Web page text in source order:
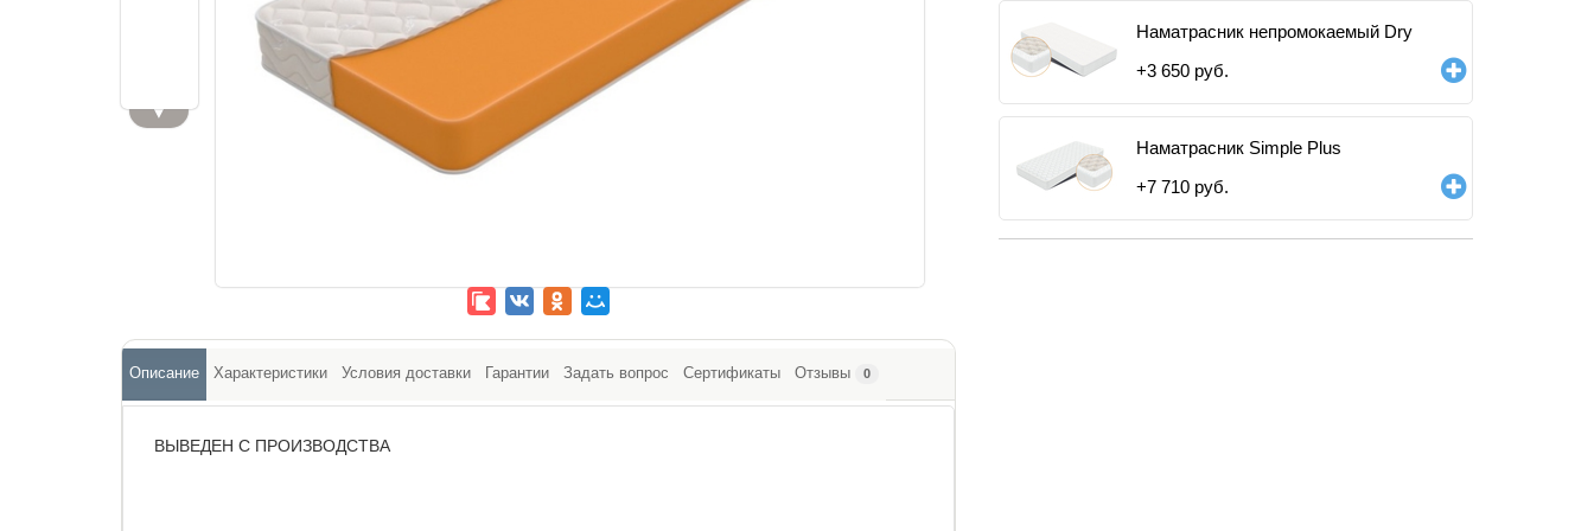
▼
Наматрасник непромокаемый Dry
+3 650 руб.
Наматрасник Simple Plus
+7 710 руб.
Описание Характеристики Условия доставки Гарантии Задать вопрос Сертификаты Отзывы 0
ВЫВЕДЕН С ПРОИЗВОДСТВА